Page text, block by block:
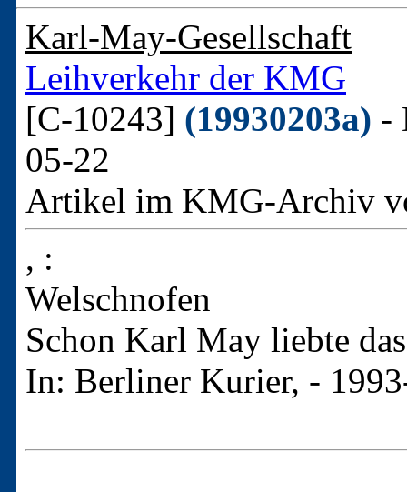
Karl-May-Gesellschaft
Leihverkehr der KMG
[C-10243] (19930203a) -
05-22
Artikel im KMG-Archiv
, :
Welschnofen
Schon Karl May liebte
In: Berliner Kurier, -